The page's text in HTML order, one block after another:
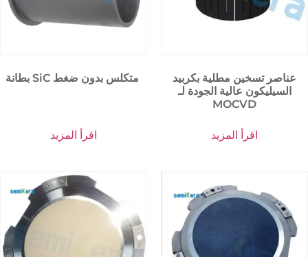
اقرأ المزيد
عناصر تسخين مطلية بكربيد
السيليكون عالية الجودة لـ
MOCVD
اقرأ المزيد